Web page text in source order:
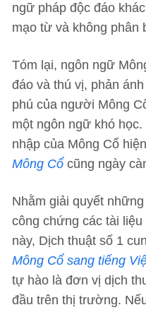
ngữ pháp độc đáo
mạo từ và không phân
Tóm lại, ngôn ngữ
đáo và thú vị, phản
phú của người Mông
một ngôn ngữ khó
nhập của Mông Cổ
Mông Cổ cũng ngày
Nhằm giải quyết
công chứng các tài
này, Dịch thuật số 1
Mông Cổ sang tiếng
tự hào là đơn vị dịch
đầu trên thị trường.